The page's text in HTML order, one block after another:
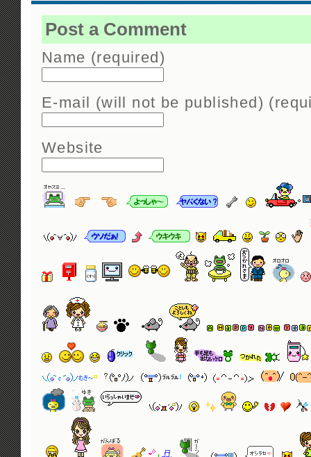
Post a Comment
Name (required)
E-mail (will not be published)
Website